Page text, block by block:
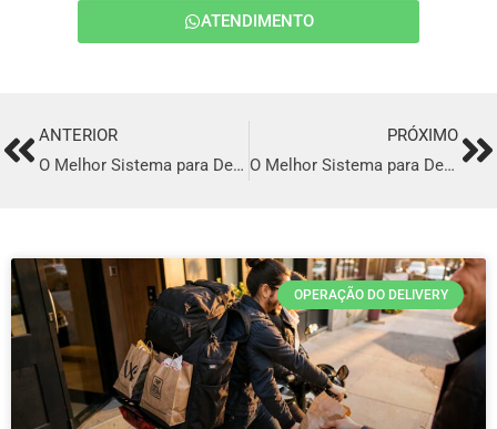
ATENDIMENTO
PrevANTERIOR
O Melhor Sistema para Delivery em São Caetano do Sul
PRÓXIMO
O Melhor Sistema para Delivery em Bragança Paulista
OPERAÇÃO DO DELIVERY